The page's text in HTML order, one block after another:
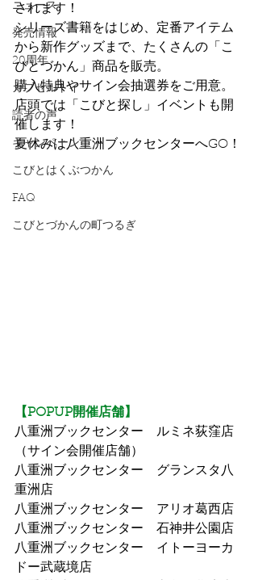
ニュース
発売情報
20周年
カプセルトイ
読者の声
キャンペーン
こびとはくぶつかん
FAQ
こびとづかんの町つるぎ
されます！
シリーズ書籍をはじめ、定番アイテム
から新作グッズまで、たくさんの「こ
びとづかん」商品を販売。
購入特典やサイン会抽選券をご用意。
店頭では「こびと探し」イベントも開
催します！
夏休みは八重洲ブックセンターへGO！
【POPUP開催店舗】
八重洲ブックセンター　ルミネ荻窪店
（サイン会開催店舗）
八重洲ブックセンター　グランスタ八
重洲店
八重洲ブックセンター　アリオ葛西店
八重洲ブックセンター　石神井公園店
八重洲ブックセンター　イトーヨーカ
ドー武蔵境店